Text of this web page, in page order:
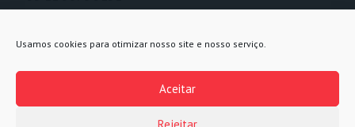
Usamos cookies para otimizar nosso site e nosso serviço.
Aceitar
Rejeitar
contato@rnsj.com.br
Português